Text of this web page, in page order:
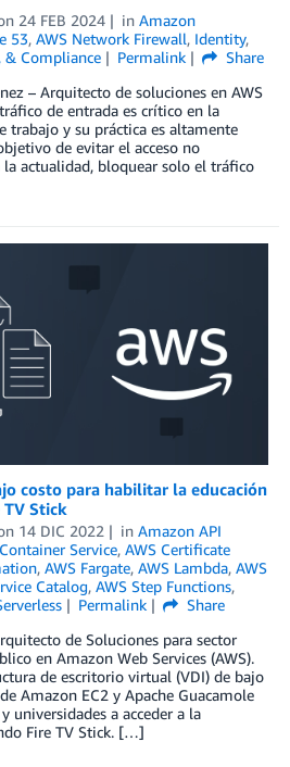
24 FEB 2024 in Amazon
53, AWS Network Firewall, Identity,
& Compliance Permalink
Share
– Arquitecto de soluciones en AWS
de entrada es crítico en la
trabajo y su práctica es altamente
de evitar el acceso no
actualidad, bloquear solo el tráfico
costo para habilitar la educación
TV Stick
14 DIC 2022 in Amazon API
Service, AWS Certificate
, AWS Fargate, AWS Lambda, AWS
Catalog, AWS Step Functions,
Permalink
Share
de Soluciones para sector
en Amazon Web Services (AWS).
de escritorio virtual (VDI) de bajo
Amazon EC2 y Apache Guacamole
universidades a acceder a la
Fire TV Stick. […]